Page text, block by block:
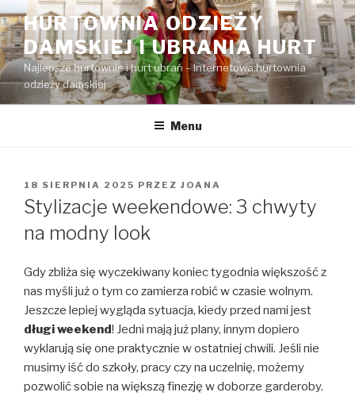
Przejdź
do
treści
HURTOWNIA ODZIEŻY
DAMSKIEJ I UBRANIA HURT
Najlepsze hurtownie i hurt ubrań – Internetowa hurtownia
odzieży damskiej
Menu
OPUBLIKOWANE
W
18 SIERPNIA 2025 PRZEZ JOANA
Stylizacje weekendowe: 3 chwyty
na modny look
Gdy zbliża się wyczekiwany koniec tygodnia większość z
nas myśli już o tym co zamierza robić w czasie wolnym.
Jeszcze lepiej wygląda sytuacja, kiedy przed nami jest
długi weekend! Jedni mają już plany, innym dopiero
wyklarują się one praktycznie w ostatniej chwili. Jeśli nie
musimy iść do szkoły, pracy czy na uczelnię, możemy
pozwolić sobie na większą finezję w doborze garderoby.